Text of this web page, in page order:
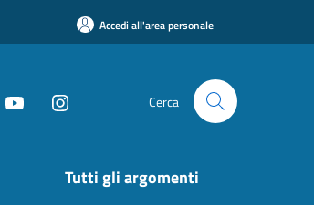
Accedi all'area personale
Cerca
Tutti gli argomenti